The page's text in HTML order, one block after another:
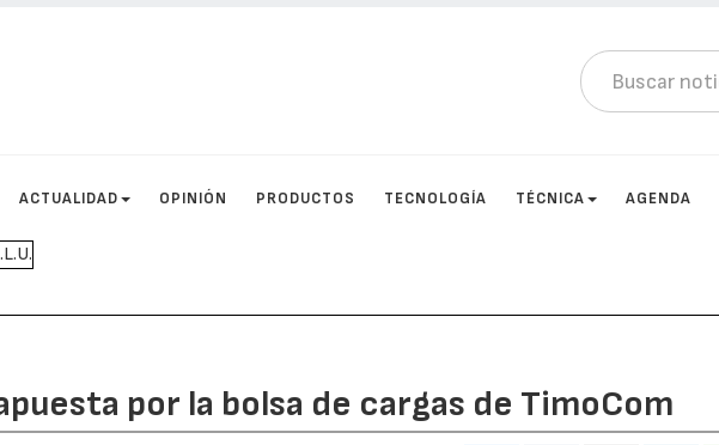
ACTUALIDAD OPINIÓN PRODUCTOS TECNOLOGÍA TÉCNICA AGENDA
por la bolsa de cargas de TimoCom